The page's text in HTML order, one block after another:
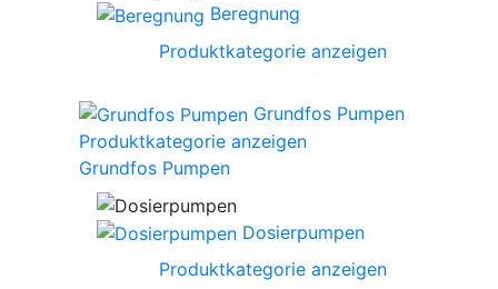
Beregnung
Produktkategorie anzeigen
Grundfos Pumpen
Produktkategorie anzeigen
Grundfos Pumpen
Dosierpumpen
Produktkategorie anzeigen